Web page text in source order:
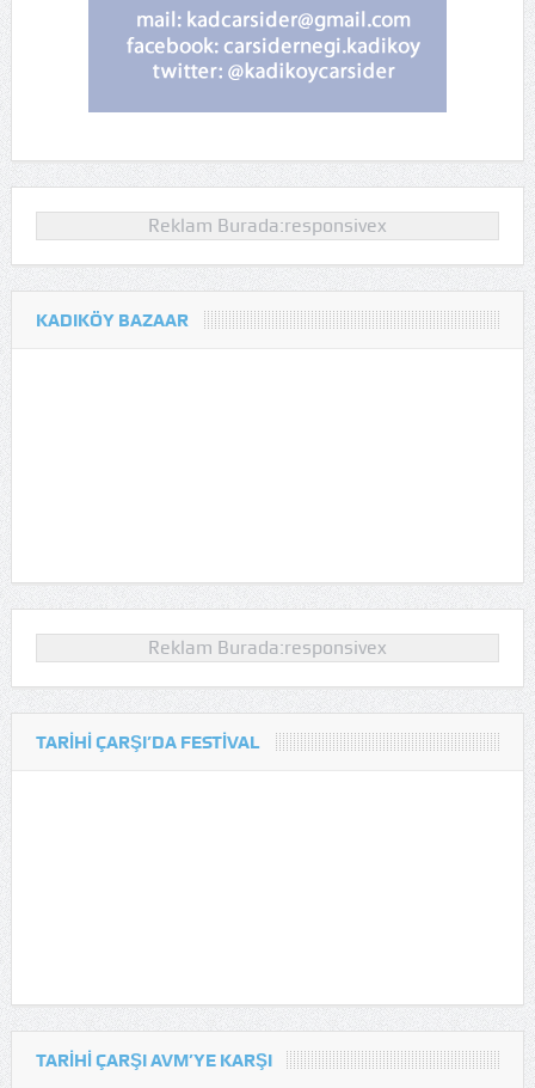
Reklam Burada:responsivex
KADIKÖY BAZAAR
Reklam Burada:responsivex
TARIHI ÇARŞI’DA FESTIVAL
TARIHI ÇARŞI AVM’YE KARŞI